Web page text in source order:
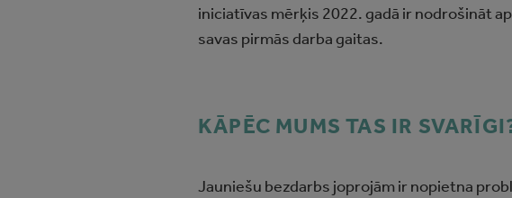
iniciatīvas mērķis 2022. gadā ir nodrošināt
savas pirmās darba gaitas.
KĀPĒC MUMS TAS IR
Jauniešu bezdarbs joprojām ir nopietna